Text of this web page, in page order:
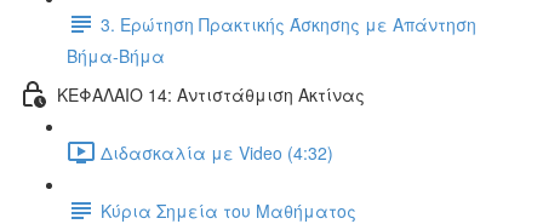
3. Ερώτηση Πρακτικής Άσκησης με Απάντηση
Βήμα-Βήμα
ΚΕΦΑΛΑΙΟ 14: Αντιστάθμιση Ακτίνας
Διδασκαλία με Video (4:32)
Κύρια Σημεία του Μαθήματος